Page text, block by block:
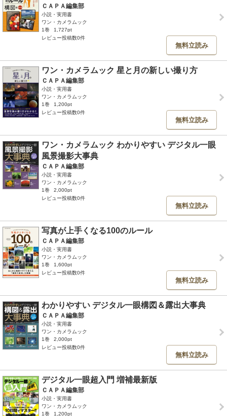
ＣＡＰＡ編集部
小説・実用書
ワン・カメラムック
1巻
1,727pt
レビュー投稿数0件
無料立読み
ワン・カメラムック 星と月の新しい撮り方
ＣＡＰＡ編集部
小説・実用書
ワン・カメラムック
1巻
1,200pt
レビュー投稿数0件
無料立読み
ワン・カメラムック わかりやすい デジタル一眼
風景撮影大事典
ＣＡＰＡ編集部
小説・実用書
ワン・カメラムック
1巻
2,000pt
レビュー投稿数0件
無料立読み
写真が上手くなる100のルール
ＣＡＰＡ編集部
小説・実用書
ワン・カメラムック
1巻
1,600pt
レビュー投稿数0件
無料立読み
わかりやすい デジタル一眼構図＆露出大事典
ＣＡＰＡ編集部
小説・実用書
ワン・カメラムック
1巻
2,000pt
レビュー投稿数0件
無料立読み
デジタル一眼超入門 増補最新版
ＣＡＰＡ編集部
小説・実用書
ワン・カメラムック
1巻
1,200pt